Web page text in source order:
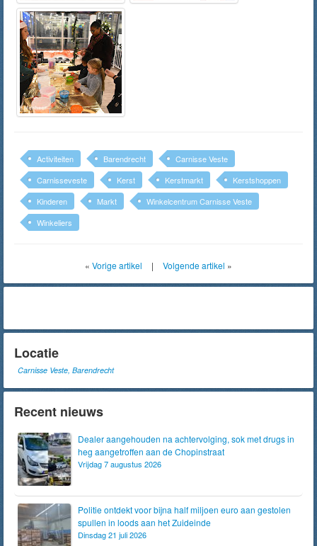
Activiteiten Barendrecht
Carnisse Veste
Carnisseveste
Kerst Kerstmarkt
Kerstshoppen
Kinderen
Markt
Winkelcentrum Carnisse Veste
Winkeliers
« Vorige artikel | Volgende artikel »
Locatie
Carnisse Veste, Barendrecht
Recent nieuws
Dealer aangehouden na achtervolging, sok met drugs in
heg aangetroffen aan de Chopinstraat
Vrijdag 7 augustus 2026
Politie ontdekt voor bijna half miljoen euro aan gestolen
spullen in loods aan het Zuideinde
Dinsdag 21 juli 2026